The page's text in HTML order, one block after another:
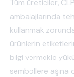
Tüm üreticiler,
ambalajlarında
kullanmak
ürünlerin
bilgi vermekle
sembollere aşina